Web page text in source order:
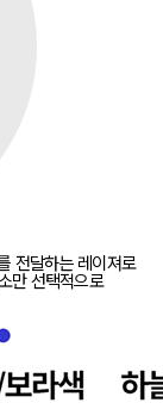
전달하는 레이져로
만 선택적으로